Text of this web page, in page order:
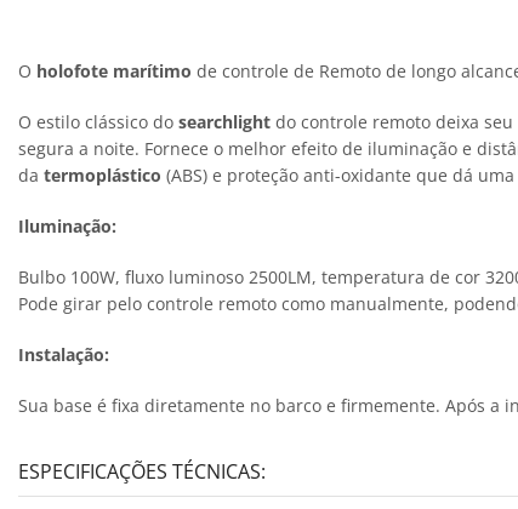
O holofote marítimo de controle de Remoto de longo
O estilo clássico do searchlight do controle remoto deixa seu
segura a noite. Fornece o melhor efeito de iluminação e
da termoplástico (ABS) e proteção anti-oxidante que dá
Iluminação:
Bulbo 100W, fluxo luminoso 2500LM, temperatura de cor
Pode girar pelo controle remoto como manualmente,
Instalação:
Sua base é fixa diretamente no barco e firmemente. Após a
ESPECIFICAÇÕES TÉCNICAS: